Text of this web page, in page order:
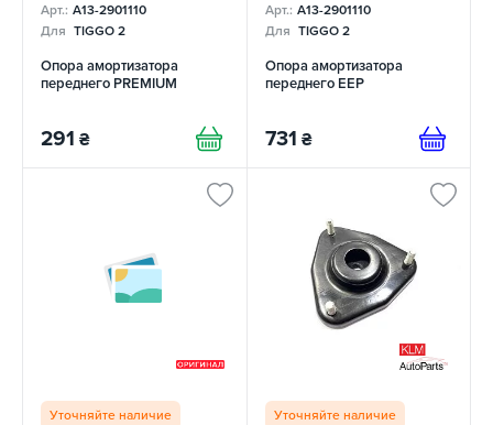
Арт.: A13-2901110
Для TIGGO 2
Опора амортизатора
переднего PREMIUM
291 ₴
Арт.: A13-2901110
Для TIGGO 2
Опора амортизатора
переднего EEP
731 ₴
Уточняйте наличие Уточняйте наличие